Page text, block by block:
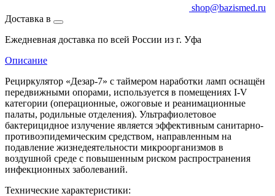
shop@bazismed.ru
Доставка в
Ежедневная доставка по всей России из г. Уфа
Описание
Рециркулятор «Дезар-7» с таймером наработки ламп оснащён
передвижными опорами, используется в помещениях I-V
категории (операционные, ожоговые и реанимационные
палаты, родильные отделения). Ультрафиолетовое
бактерицидное излучение является эффективным санитарно-
противоэпидемическим средством, направленным на
подавление жизнедеятельности микроорганизмов в
воздушной среде с повышенным риском распространения
инфекционных заболеваний.
Технические характеристики: